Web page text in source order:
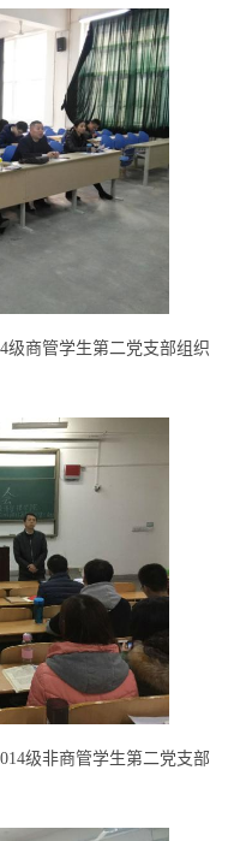
级商管学生第二党支部组织
级非商管学生第二党支部